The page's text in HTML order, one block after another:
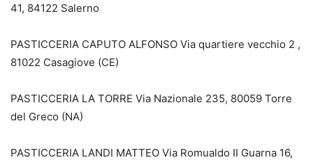
41, 84122 Salerno
PASTICCERIA CAPUTO ALFONSO Via quartiere vecchio 2 ,
81022 Casagiove (CE)
PASTICCERIA LA TORRE Via Nazionale 235, 80059 Torre
del Greco (NA)
PASTICCERIA LANDI MATTEO Via Romualdo II Guarna 16,